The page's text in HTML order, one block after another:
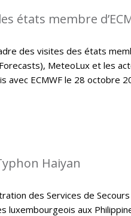
états membre
des visites des états
MeteoLux et les
avec ECMWF le 28 octobre
Haiyan
des Services de
luxembourgeois aux